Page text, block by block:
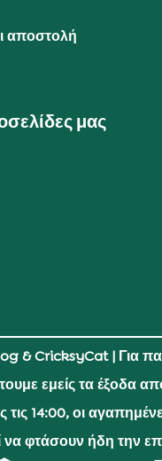
αποστολή
μας
& CricksyCat| Για
εμείς τα έξοδα
τις 14:00, οι
να φτάσουν ήδη την